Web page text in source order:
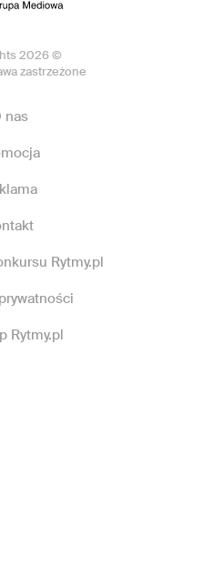
2026 ©
zastrzeżone
nas
Rytmy.pl
Rytmy.pl